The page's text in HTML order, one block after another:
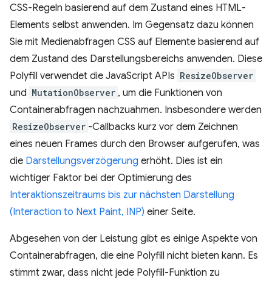
CSS-Regeln basierend auf dem Zustand eines HTML-
Elements selbst anwenden. Im Gegensatz dazu können
Sie mit Medienabfragen CSS auf Elemente basierend auf
dem Zustand des Darstellungsbereichs anwenden. Diese
Polyfill verwendet die JavaScript APIs ResizeObserver
und MutationObserver , um die Funktionen von
Containerabfragen nachzuahmen. Insbesondere werden
ResizeObserver -Callbacks kurz vor dem Zeichnen
eines neuen Frames durch den Browser aufgerufen, was
die Darstellungsverzögerung erhöht. Dies ist ein
wichtiger Faktor bei der Optimierung des
Interaktionszeitraums bis zur nächsten Darstellung
(Interaction to Next Paint, INP) einer Seite.
Abgesehen von der Leistung gibt es einige Aspekte von
Containerabfragen, die eine Polyfill nicht bieten kann. Es
stimmt zwar, dass nicht jede Polyfill-Funktion zu